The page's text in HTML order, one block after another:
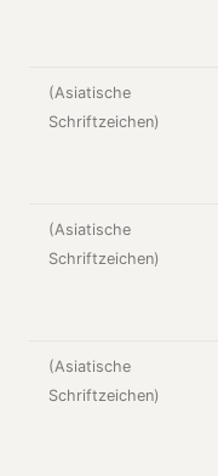
(Asiatische
Schriftzeichen)
(Asiatische
Schriftzeichen)
(Asiatische
Schriftzeichen)